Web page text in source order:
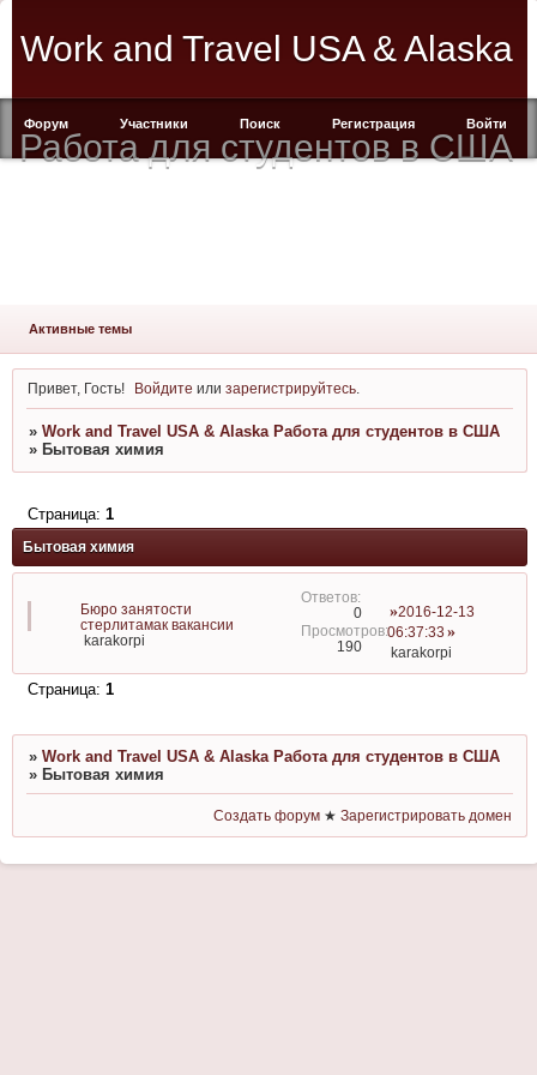
Work and Travel USA & Alaska
Работа для студентов в США
Форум Участники Поиск Регистрация Войти
Активные темы
Привет, Гость! Войдите илизарегистрируйтесь
» Work and Travel USA & Alaska Работа для студентов в США
» Бытовая химия
Бытовая химия
Страница: 1
Бюро занятости
стерлитамак вакансии
karakorpi
0
190
2016-12-13
06:37:33
karakorpi
Страница: 1
» Work and Travel USA & Alaska Работа для студентов в США
» Бытовая химия
Создать форум ★Зарегистрировать домен